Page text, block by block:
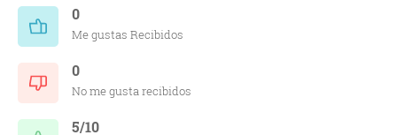
0
Me gustas Recibidos
0
No me gusta recibidos
5/10